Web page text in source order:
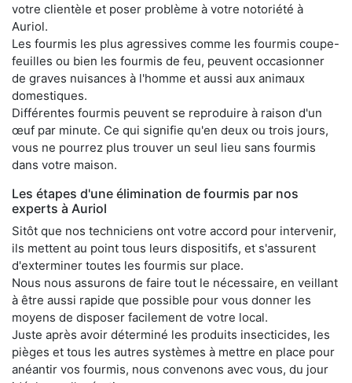
votre clientèle et poser problème à votre notoriété à
Auriol.
Les fourmis les plus agressives comme les fourmis coupe-
feuilles ou bien les fourmis de feu, peuvent occasionner
de graves nuisances à l'homme et aussi aux animaux
domestiques.
Différentes fourmis peuvent se reproduire à raison d'un
œuf par minute. Ce qui signifie qu'en deux ou trois jours,
vous ne pourrez plus trouver un seul lieu sans fourmis
dans votre maison.
Les étapes d'une élimination de fourmis par nos
experts à Auriol
Sitôt que nos techniciens ont votre accord pour intervenir,
ils mettent au point tous leurs dispositifs, et s'assurent
d'exterminer toutes les fourmis sur place.
Nous nous assurons de faire tout le nécessaire, en veillant
à être aussi rapide que possible pour vous donner les
moyens de disposer facilement de votre local.
Juste après avoir déterminé les produits insecticides, les
pièges et tous les autres systèmes à mettre en place pour
anéantir vos fourmis, nous convenons avec vous, du jour